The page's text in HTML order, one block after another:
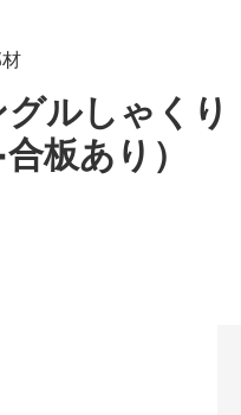
ルしゃくり
合板あり）